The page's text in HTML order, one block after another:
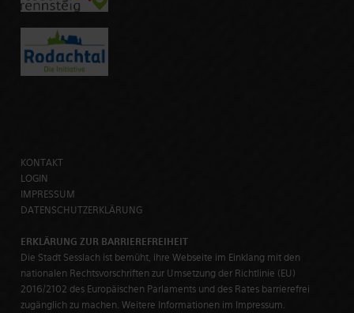
KONTAKT
LOGIN
IMPRESSUM
DATENSCHUTZERKLÄRUNG
ERKLÄRUNG ZUR BARRIEREFREIHEIT
Die Stadt Sesslach ist bemüht, ihre Webseite im Einklang mit den
nationalen Rechtsvorschriften zur Umsetzung der Richtlinie (EU)
2016/2102 des Europäischen Parlaments und des Rates barrierefrei
zugänglich zu machen. Weitere Informationen im Impressum.